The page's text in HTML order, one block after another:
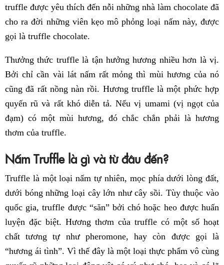
truffle được yêu thích đến nỗi những nhà làm chocolate đã
cho ra đời những viên kẹo mô phỏng loại nấm này, được
gọi là truffle chocolate.
Thưởng thức truffle là tận hưởng hương nhiều hơn là vị.
Bởi chỉ cần vài lát nấm rất mỏng thì mùi hương của nó
cũng đã rất nồng nàn rồi. Hương truffle là một phức hợp
quyến rũ và rất khó diễn tả. Nếu vị umami (vị ngọt của
đạm) có một mùi hương, đó chắc chắn phải là hương
thơm của truffle.
Nấm Truffle là gì và từ đâu đến?
Truffle là một loại nấm tự nhiên, mọc phía dưới lòng đất,
dưới bóng những loại cây lớn như cây sồi. Tùy thuộc vào
quốc gia, truffle được “săn” bởi chó hoặc heo được huấn
luyện đặc biệt. Hương thơm của truffle có một số hoạt
chất tương tự như pheromone, hay còn được gọi là
“hương ái tình”. Vì thế đây là một loại thực phẩm vô cùng